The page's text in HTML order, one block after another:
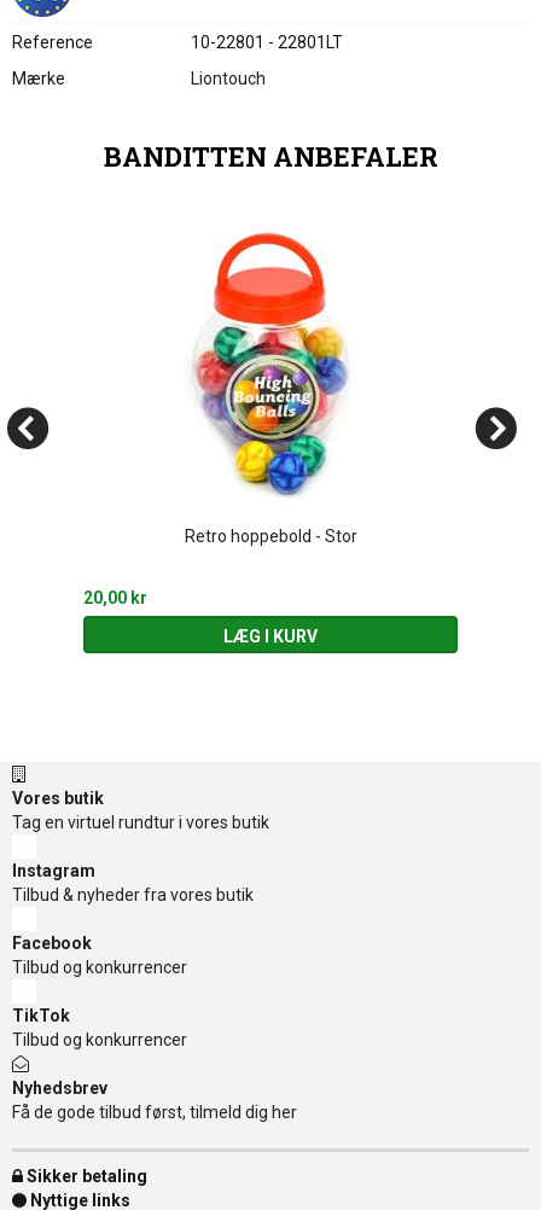
Reference
10-22801 - 22801LT
Mærke
Liontouch
BANDITTEN ANBEFALER
Retro hoppebold - Stor
20,00 kr
LÆG I KURV
Vores butik
Tag en virtuel rundtur i vores butik
Instagram
Tilbud & nyheder fra vores butik
Facebook
Tilbud og konkurrencer
TikTok
Tilbud og konkurrencer
Nyhedsbrev
Få de gode tilbud først, tilmeld dig her
Sikker betaling
Nyttige links